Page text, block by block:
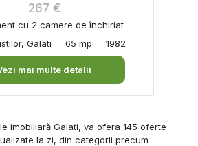
267 €
cu 2 camere de închiriat
Galati
65 mp 1982
mai multe detalii
imobiliară Galati, va ofera 145 oferte
la zi, din categorii precum